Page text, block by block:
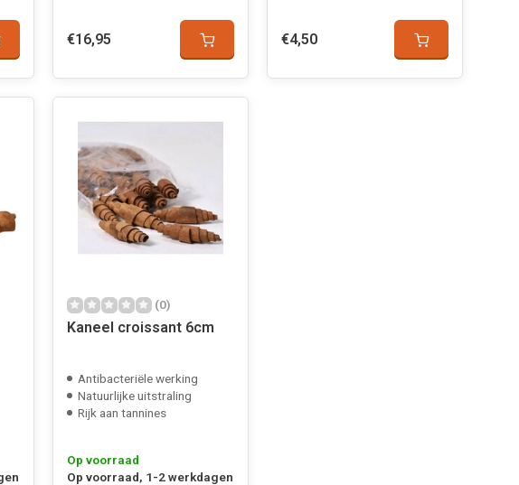
€16,95 €4,50
(0)
Kaneel croissant 6cm
Antibacteriële werking
Natuurlijke uitstraling
Rijk aan tannines
Op voorraad
Op voorraad, 1-2 werkdagen